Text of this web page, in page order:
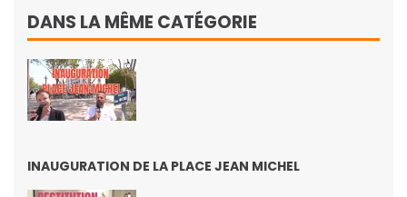
DANS LA MÊME CATÉGORIE
INAUGURATION DE LA PLACE JEAN MICHEL